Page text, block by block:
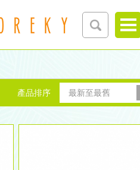
產品排序 最新至最舊